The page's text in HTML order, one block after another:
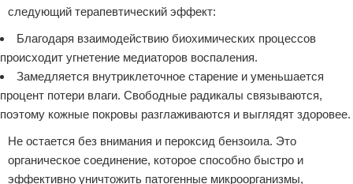
следующий терапевтический эффект:
Благодаря взаимодействию биохимических процессов
происходит угнетение медиаторов воспаления.
Замедляется внутриклеточное старение и уменьшается
процент потери влаги. Свободные радикалы связываются,
поэтому кожные покровы разглаживаются и выглядят здоровее.
Не остается без внимания и пероксид бензоила. Это
органическое соединение, которое способно быстро и
эффективно уничтожить патогенные микроорганизмы,